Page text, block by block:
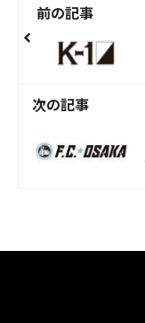
前の記事
次の記事